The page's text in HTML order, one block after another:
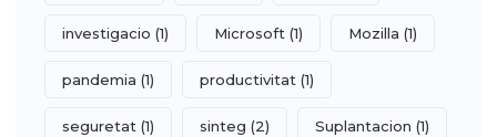
investigacio (1) Microsoft (1) Mozilla (1)
pandemia (1) productivitat (1)
seguretat (1) sinteg (2) Suplantacion (1)